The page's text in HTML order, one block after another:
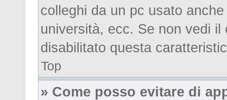
colleghi da un pc usato
università, ecc. Se non vedi
disabilitato questa
Top
» Come posso evitare di